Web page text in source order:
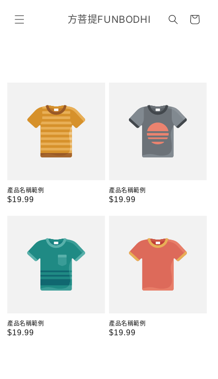
容
方菩提FUNBODHI
物
產品名稱範例
定
$19.99
產品名稱範例
定
$19.99
產品名稱範例
定
$19.99
產品名稱範例
定
$19.99